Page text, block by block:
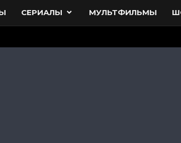
СЕРИАЛЫ МУЛЬТФИЛЬМЫ